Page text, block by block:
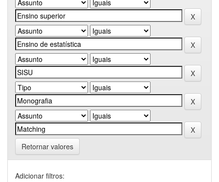
Retornar valores
Adicionar filtros: